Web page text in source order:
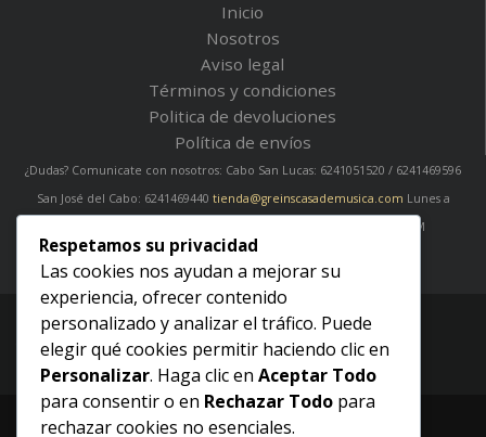
Inicio
Nosotros
Aviso legal
Términos y condiciones
Politica de devoluciones
Política de envíos
¿Dudas? Comunicate con nosotros: Cabo San Lucas: 6241051520 / 6241469596
San José del Cabo: 6241469440 tienda@greinscasademusica.com Lunes a
Sábados de 10:00 AM a 18:00 PM
Copyright 2026 - Greins Casa de Música
Respetamos su privacidad
Las cookies nos ayudan a mejorar su
experiencia, ofrecer contenido
personalizado y analizar el tráfico. Puede
elegir qué cookies permitir haciendo clic en
Personalizar. Haga clic en Aceptar Todo
para consentir o en Rechazar Todo para
rechazar cookies no esenciales.